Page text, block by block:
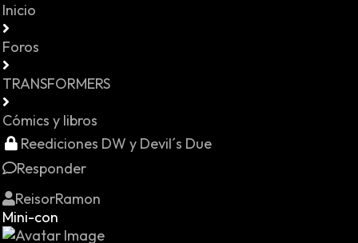
Inicio
Foros
TRANSFORMERS
Cómics y libros
Reediciones DW y Devil´s Due
Responder
ReisorRamon
Mini-con